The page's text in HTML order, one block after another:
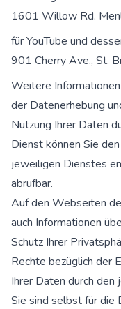
1601 Willow Rd.
für YouTube und
901 Cherry Ave., St.
Weitere
der Datenerhebung
Nutzung Ihrer Daten
Dienst können Sie
jeweiligen Dienstes
abrufbar.
Auf den Webseiten
auch Informationen
Schutz Ihrer
Rechte bezüglich der
Ihrer Daten durch
Sie sind selbst für die